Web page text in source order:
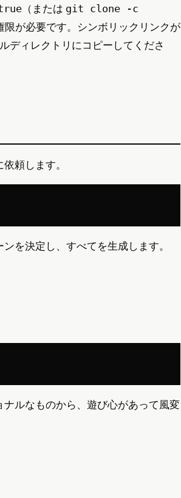
（または git clone -c
が必要です。シンボリックリンクが
ディレクトリにコピーしてくださ
頼します。
を決定し、すべてを生成します。
ルなものから、遊び心があって風変